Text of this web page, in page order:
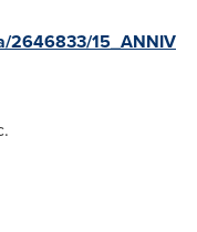
2646833/15_ANNIV